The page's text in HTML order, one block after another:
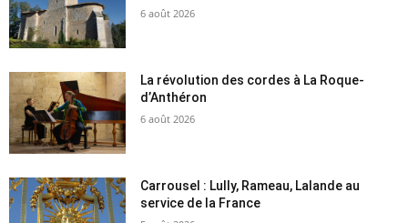
6 août 2026
La révolution des cordes à La Roque-
d’Anthéron
6 août 2026
Carrousel : Lully, Rameau, Lalande au
service de la France